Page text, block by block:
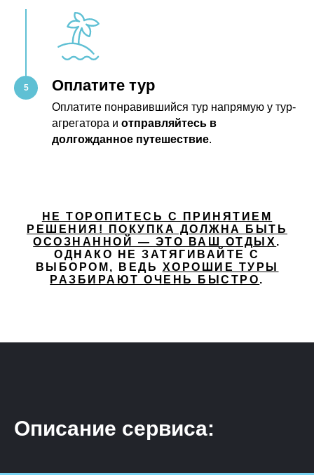
Оплатите тур
Оплатите понравившийся тур напрямую у тур-
агрегатора и отправляйтесь в
долгожданное путешествие.
НЕ ТОРОПИТЕСЬ С ПРИНЯТИЕМ
РЕШЕНИЯ! ПОКУПКА ДОЛЖНА БЫТЬ
ОСОЗНАННОЙ — ЭТО ВАШ ОТДЫХ .
ОДНАКО НЕ ЗАТЯГИВАЙТЕ С
ВЫБОРОМ, ВЕДЬ ХОРОШИЕ ТУРЫ
РАЗБИРАЮТ ОЧЕНЬ БЫСТРО.
Описание сервиса: